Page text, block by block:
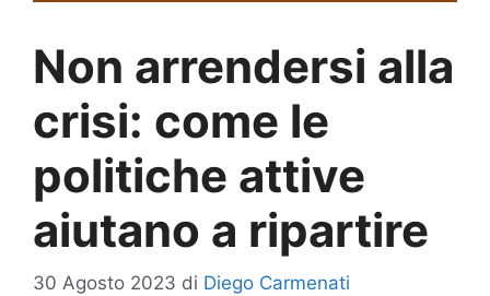
Non arrendersi alla
crisi: come le
politiche attive
aiutano a ripartire
30 Agosto 2023 di Diego Carmenati